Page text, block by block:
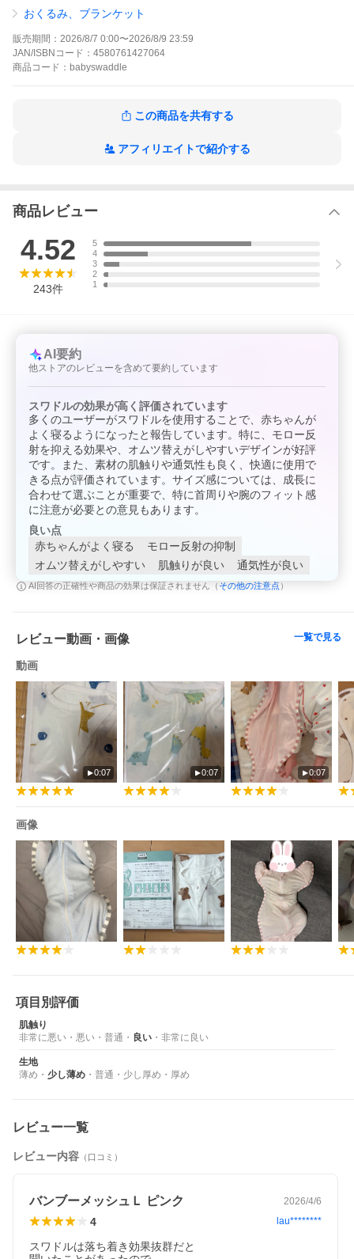
【M】メッシュ：丈61cm × 肩幅33cm
【L】メッシュ：丈71cm × 肩幅34cm
■目安体重・月齢
【S】体重；〜5.83kg 月齢：0〜3カ月
【M】体重；〜7.67kg 月齢：3〜6カ月
※現在販売している「手を出さないタイプのLサイズ」は売り切れ
■生産国
CHINA
[必読] ご注文に関する注意事項 ＞
おくるみ、ブランケット
販売期間： 2026/8/7 0:00〜2026/8/9 23:59
JAN/ISBNコード： 4580761427064
商品 コード： babyswaddle
この商品を共有する
アフィリエイトで紹介する
商品レビュー
4.52
243件
5
4
3
2
1
AI要約
他ストアのレビューを含めて要約しています
スワドルの効果が高く評価されています
多くのユーザーがスワドルを使用することで、赤ちゃんが
よく寝るようになったと報告しています。特に、モロー反
射を抑える効果や、オムツ替えがしやすいデザインが好評
です。また、素材の肌触りや通気性も良く、快適に使用で
きる点が評価されています。サイズ感については、成長に
合わせて選ぶことが重要で、特に首周りや腕のフィット感
に注意が必要との意見もあります。
良い点
赤ちゃんがよく寝る
モロー反射の抑制
オムツ替えがしやすい
肌触りが良い 通気性が良い
AI回答の正確性や商品の効果は保証されません（ その他の注意点 ）
レビュー動画・画像 一覧で見る
動画
0:07 0:07 0:07
画像
項目別評価
肌触り
非常に悪い ・ 悪い ・ 普通 ・ 良い ・ 非常に良い
生地
薄め ・ 少し薄め ・ 普通 ・ 少し厚め ・ 厚め
レビュー一覧
レビュー内容 （口コミ）
バンブーメッシュＬ ピンク 2026/4/6
4 lau********
スワドルは落ち着き効果抜群だと